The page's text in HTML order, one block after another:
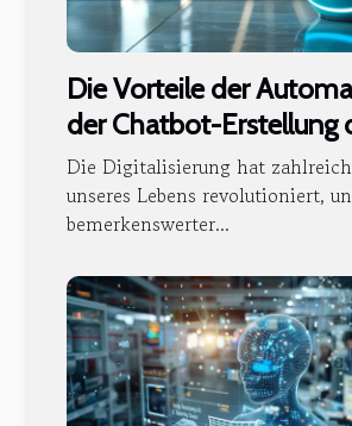
Die Vorteile der
der Chatbot-Erstellung
künstliche Intelligenz
Die Digitalisierung hat
unseres Lebens revolutioniert,
bemerkenswerter...